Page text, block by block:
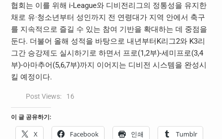
협회는 이를 위해 i-League와 디비전리그의 정통성을 유지한
채로 유·청소년부터 성인까지 전 연령대가 지역 안에서 축구
를 지속적으로 즐길 수 있는 참여 기반을 확대하는 데 중점을
둔다. 더불어 올해 성적을 바탕으로 내년부터K리그2와 K3리
그간 승강제도 실시하기로 하면서 프로(1,2부)-세미프로(3,4
부)-아마추어(5,6,7부)까지 이어지는 디비전 시스템을 완성시
킬 예정이다.
Post Views: 16
이 글 공유하기:
X Facebook 인쇄 Tumblr